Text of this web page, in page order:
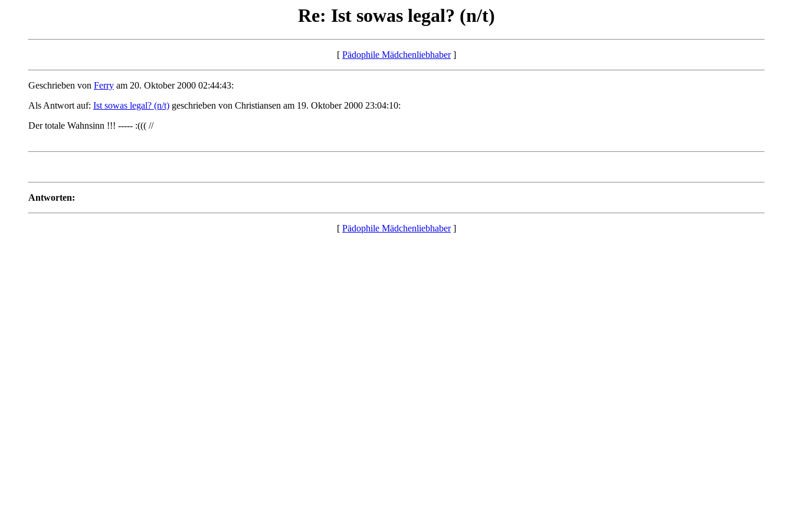
Re: Ist sowas legal? (n/t)
[ Pädophile Mädchenliebhaber]
Geschrieben von Ferry am 20. Oktober 2000 02:44:43:
Als Antwort auf: Ist sowas legal? (n/t) geschrieben von Christiansen am 19. Oktober 2000 23:04:10:
Der totale Wahnsinn !!! ----- :((( //
Antworten:
[ Pädophile Mädchenliebhaber]